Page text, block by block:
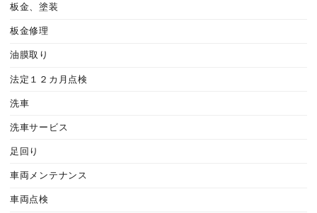
板金、塗装
板金修理
油膜取り
法定１２カ月点検
洗車
洗車サービス
足回り
車両メンテナンス
車両点検